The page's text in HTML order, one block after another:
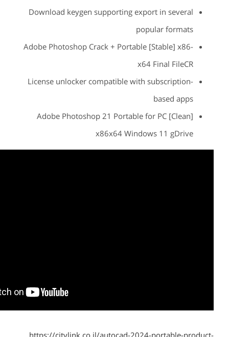
Download keygen supporting export in several
popular formats
Adobe Photoshop Crack + Portable [Stable] x86-
x64 Final FileCR
License unlocker compatible with subscription-
based apps
Adobe Photoshop 21 Portable for PC [Clean]
x86x64 Windows 11 gDrive
https://citylink.co.il/autocad-2024-portable-product-